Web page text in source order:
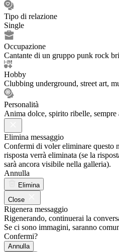
Tipo di relazione
Single
Occupazione
Cantante di un gruppo punk rock
Hobby
Clubbing underground, street art,
Personalità
Anima dolce, spirito ribelle,
Elimina messaggio
Confermi di voler eliminare questo
risposta verrà eliminata (se la
sarà ancora visibile nella galleria).
Annulla
Elimina
Close
Rigenera messaggio
Rigenerando, continuerai la
Se ci sono immagini, saranno
Confermi?
Annulla